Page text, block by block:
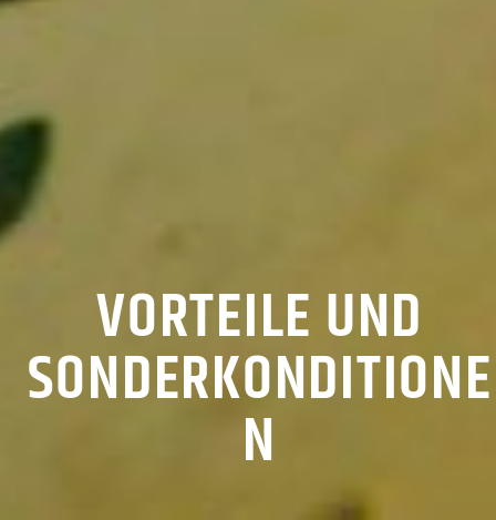
VORTEILE UND
SONDERKONDITIONE
N